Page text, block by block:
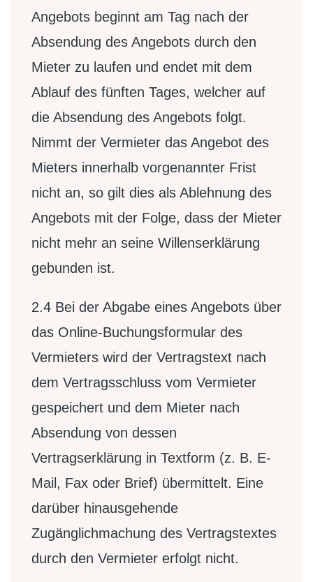
Angebots beginnt am Tag nach der
Absendung des Angebots durch den
Mieter zu laufen und endet mit dem
Ablauf des fünften Tages, welcher auf
die Absendung des Angebots folgt.
Nimmt der Vermieter das Angebot des
Mieters innerhalb vorgenannter Frist
nicht an, so gilt dies als Ablehnung des
Angebots mit der Folge, dass der Mieter
nicht mehr an seine Willenserklärung
gebunden ist.
2.4 Bei der Abgabe eines Angebots über
das Online-Buchungsformular des
Vermieters wird der Vertragstext nach
dem Vertragsschluss vom Vermieter
gespeichert und dem Mieter nach
Absendung von dessen
Vertragserklärung in Textform (z. B. E-
Mail, Fax oder Brief) übermittelt. Eine
darüber hinausgehende
Zugänglichmachung des Vertragstextes
durch den Vermieter erfolgt nicht.